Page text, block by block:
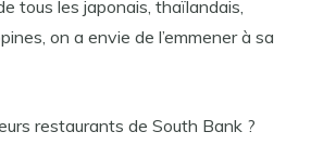
tous les japonais, thaïlandais,
on a envie de l’emmener à sa
restaurants de South Bank ?